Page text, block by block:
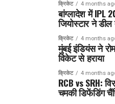
क्रिकेट 4 months
बांग्लादेश में IPL
जियोस्टार ने
क्रिकेट 4 months
मुंबई इंडियंस ने
विकेट से हराया
क्रिकेट 4 months
RCB vs SRH:
चमकी डिफेंडिंग